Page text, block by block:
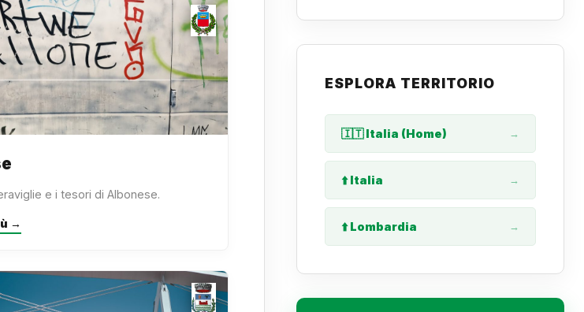
e i tesori di Albonese.
→
ESPLORA TERRITORIO
🇮🇹 Italia (Home) →
⬆️ Italia →
⬆️ Lombardia →